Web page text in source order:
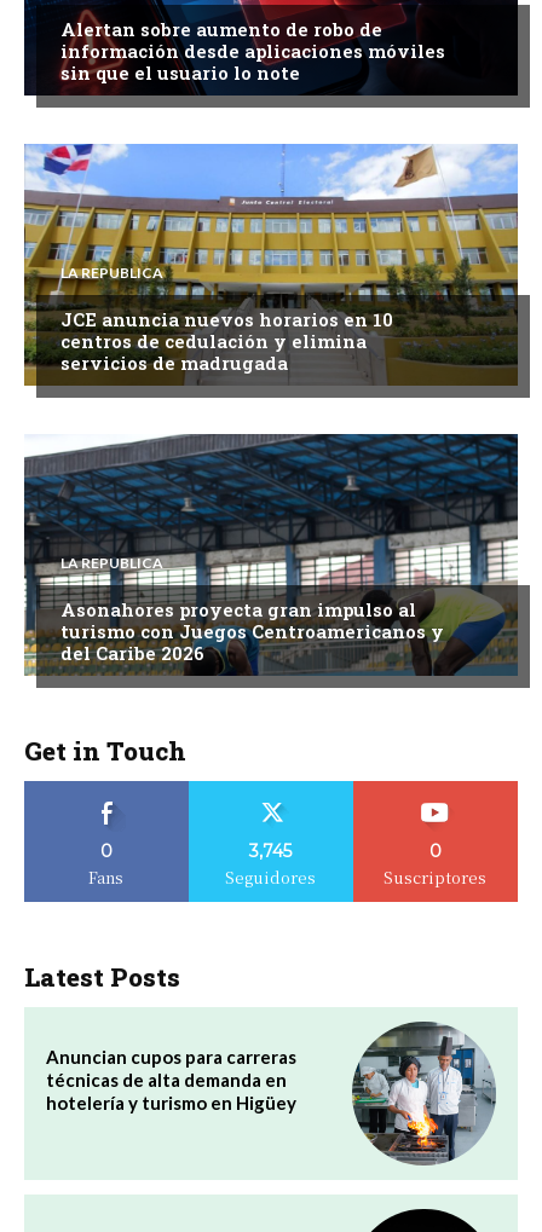
Alertan sobre aumento de robo de
información desde aplicaciones móviles
sin que el usuario lo note
LA REPUBLICA
JCE anuncia nuevos horarios en 10
centros de cedulación y elimina
servicios de madrugada
LA REPUBLICA
Asonahores proyecta gran impulso al
turismo con Juegos Centroamericanos y
del Caribe 2026
Get in Touch
0
Fans
3,745
Seguidores
0
Suscriptores
Latest Posts
Anuncian cupos para carreras
técnicas de alta demanda en
hotelería y turismo en Higüey